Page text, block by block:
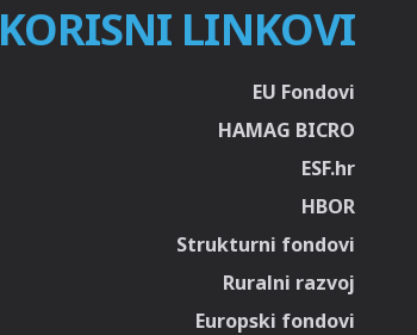
KORISNI LINKOVI
EU Fondovi
HAMAG BICRO
ESF.hr
HBOR
Strukturni fondovi
Ruralni razvoj
Europski fondovi